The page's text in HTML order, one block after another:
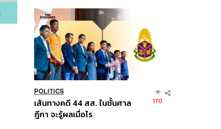
POLITICS
เส้นทางคดี 44 สส. ในชั้นศาล
ฎีกา จะรู้ผลเมื่อไร
170